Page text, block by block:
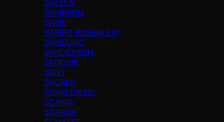
SAELEN
SAMBRON
SAME
SAMPO ROSENLEW
SAMSUNG
SANDERSON
SANDVIK
SANY
SAURER
SCAM DIESEL
SCANIA
SCARAB